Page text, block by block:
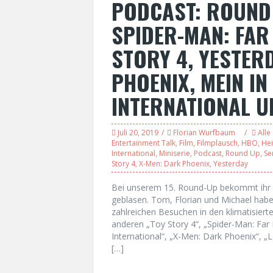
PODCAST:
SPIDER-MAN:
STORY 4,
PHOENIX, MEIN
INTERNATIONAL
Juli 20, 2019 Florian Wurfbaum
Alle
Entertainment Talk, Film, Filmplausch, HBO,
International, Miniserie, Podcast, Round Up,
Story 4, X-Men: Dark Phoenix, Yesterday
Bei unserem 15. Round-Up bekommt
geblasen. Tom, Florian und Michael
zahlreichen Besuchen in den
anderen „Toy Story 4“, „Spider-Man:
International“, „X-Men: Dark Phoenix“,
[…]